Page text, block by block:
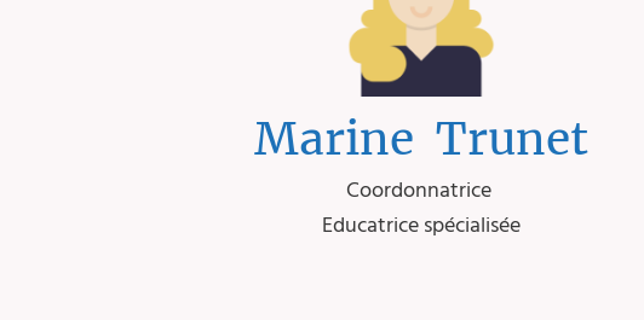
Marine Trunet
Coordonnatrice
Educatrice spécialisée